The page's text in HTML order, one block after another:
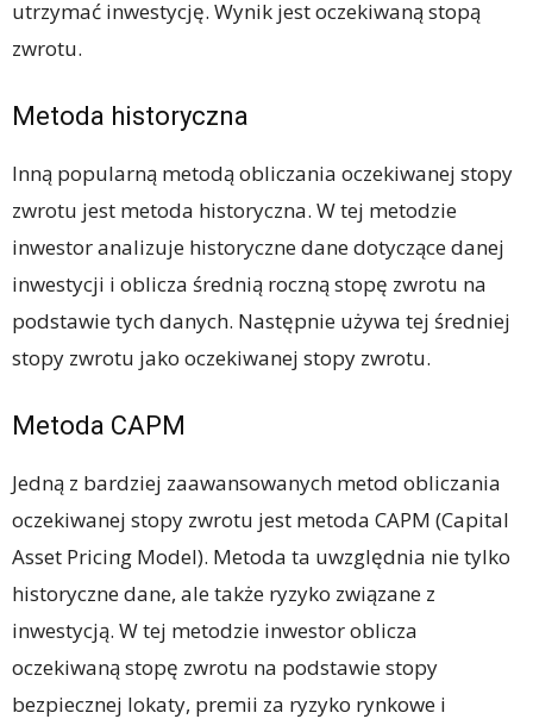
utrzymać inwestycję. Wynik jest oczekiwaną stopą
zwrotu.
Metoda historyczna
Inną popularną metodą obliczania oczekiwanej stopy
zwrotu jest metoda historyczna. W tej metodzie
inwestor analizuje historyczne dane dotyczące danej
inwestycji i oblicza średnią roczną stopę zwrotu na
podstawie tych danych. Następnie używa tej średniej
stopy zwrotu jako oczekiwanej stopy zwrotu.
Metoda CAPM
Jedną z bardziej zaawansowanych metod obliczania
oczekiwanej stopy zwrotu jest metoda CAPM (Capital
Asset Pricing Model). Metoda ta uwzględnia nie tylko
historyczne dane, ale także ryzyko związane z
inwestycją. W tej metodzie inwestor oblicza
oczekiwaną stopę zwrotu na podstawie stopy
bezpiecznej lokaty, premii za ryzyko rynkowe i